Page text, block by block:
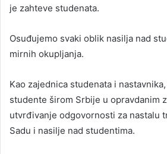
je zahteve studenata.
Osuđujemo svaki oblik nasilja nad
mirnih okupljanja.
Kao zajednica studenata i
studente širom Srbije u opravdanim
utvrđivanje odgovornosti za nastalu
Sadu i nasilje nad studentima.